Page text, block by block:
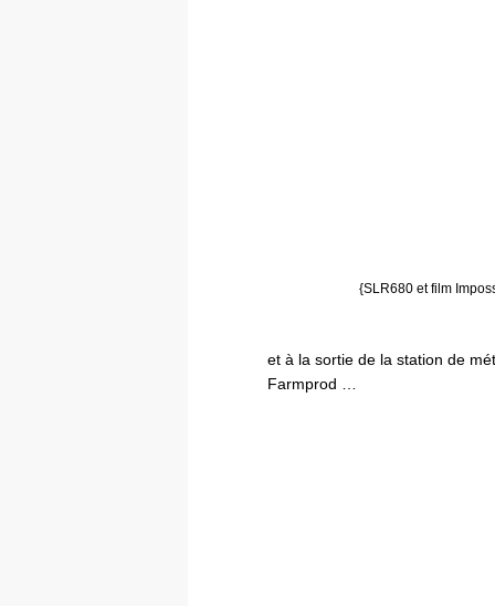
{SLR680 et film
et à la sortie de la station de
Farmprod …